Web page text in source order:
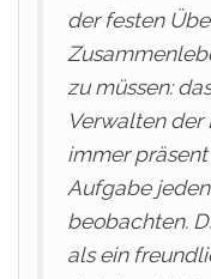
der festen
zu müssen:
Verwalten der
immer
Aufgabe
beobachten.
als ein